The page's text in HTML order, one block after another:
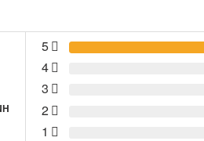
5
4
3
2
1